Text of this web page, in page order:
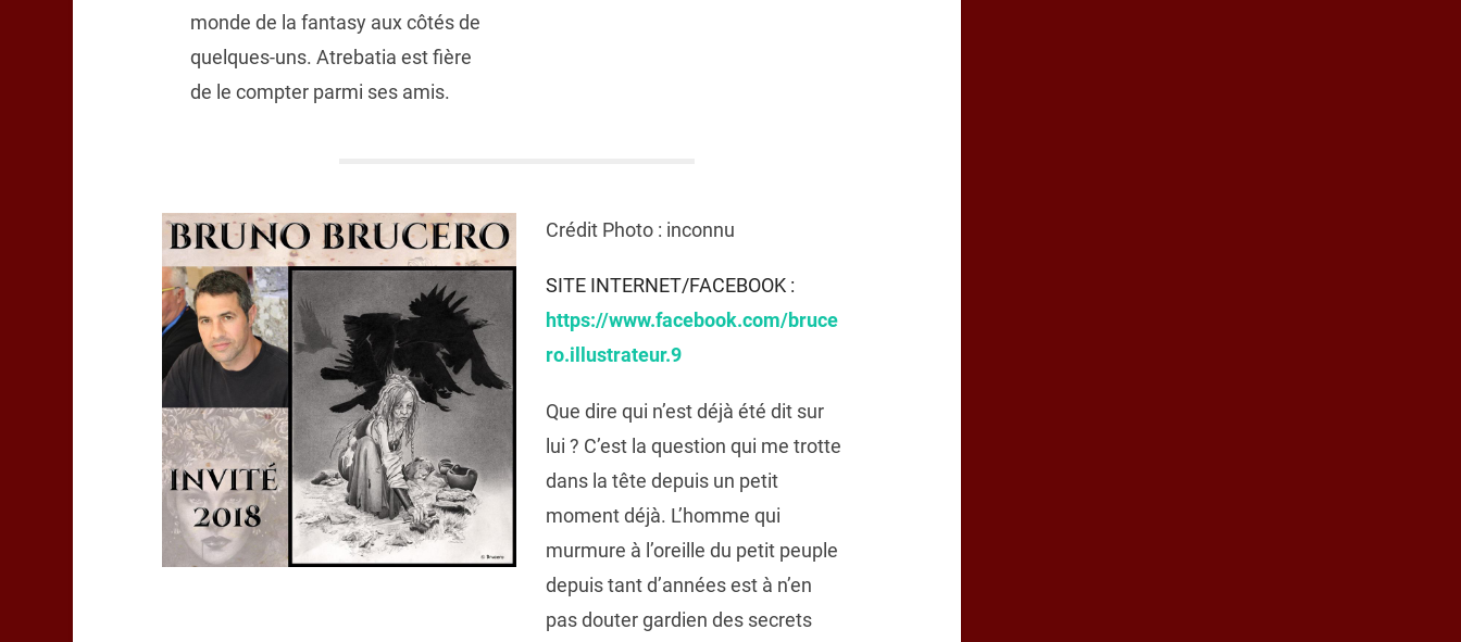
monde de la fantasy aux côtés de
quelques-uns. Atrebatia est fière
de le compter parmi ses amis.
Crédit Photo : inconnu
SITE INTERNET/FACEBOOK :
https://www.facebook.com/bruce
ro.illustrateur.9
Que dire qui n’est déjà été dit sur
lui ? C’est la question qui me trotte
dans la tête depuis un petit
moment déjà. L’homme qui
murmure à l’oreille du petit peuple
depuis tant d’années est à n’en
pas douter gardien des secrets